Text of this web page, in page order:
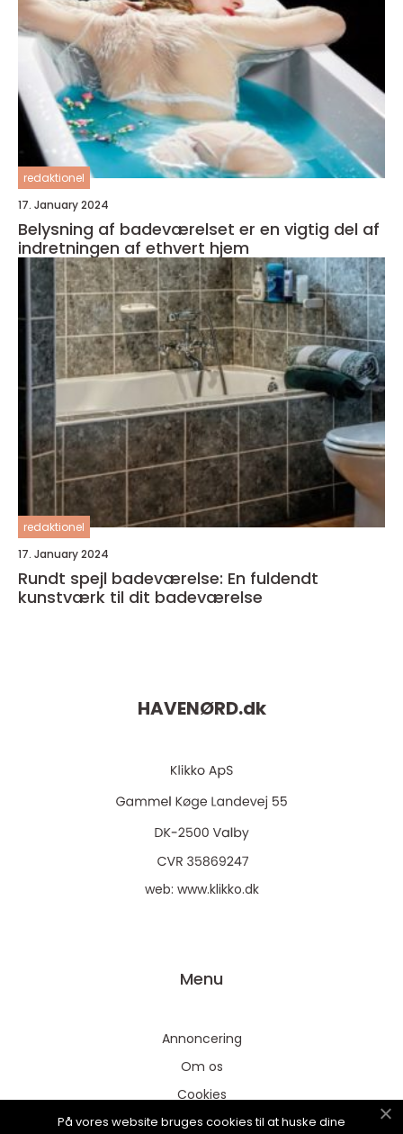
redaktionel
17. January 2024
Belysning af badeværelset er en vigtig del af
indretningen af ethvert hjem
redaktionel
17. January 2024
Rundt spejl badeværelse: En fuldendt
kunstværk til dit badeværelse
HAVENØRD.dk
web: www.klikko.dk
Menu
Annoncering
Om os
Cookies
Kontakt os
På vores website bruges cookies til at huske dine